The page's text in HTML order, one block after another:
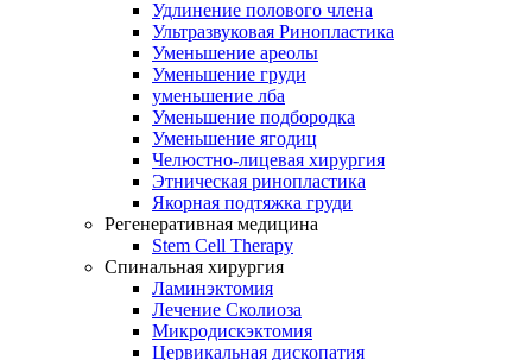
Удлинение полового члена
Ультразвуковая Ринопластика
Уменьшение ареолы
Уменьшение груди
уменьшение лба
Уменьшение подбородка
Уменьшение ягодиц
Челюстно-лицевая хирургия
Этническая ринопластика
Якорная подтяжка груди
Регенеративная медицина
Stem Cell Therapy
Спинальная хирургия
Ламинэктомия
Лечение Сколиоза
Микродискэктомия
Цервикальная дископатия